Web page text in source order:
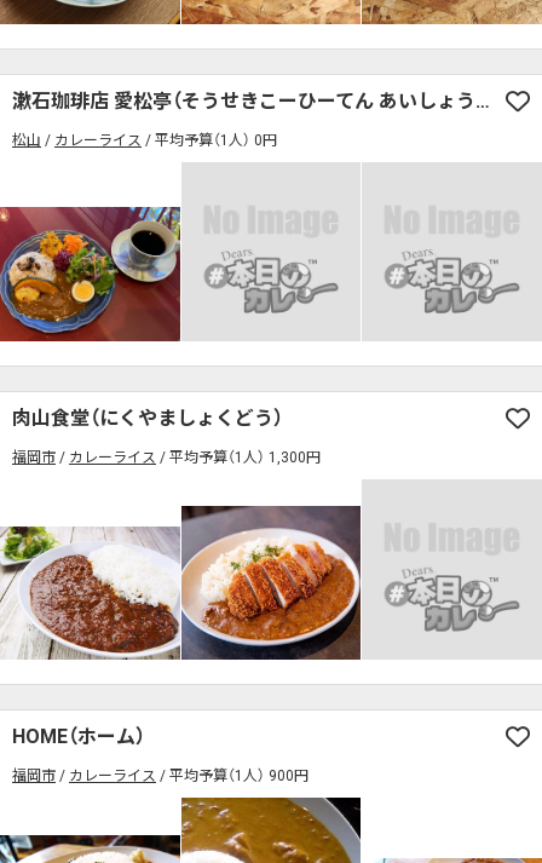
カウンター席あり テーブル席あり テラス席あり
カレー専門店 辛さが選べるお店
#本日のカレー見た！で特典あり
検索する
年中無休 5名以上の団体歓迎 テイクアウトOK
デリバリー対応 禁煙席のみ 喫煙席あり
カウンター席あり テーブル席あり テラス席あり
テラス席ペット可 子連れ・赤ちゃんOK
キッズメニューあり
カード決済可 電子マネー決済可
#本日のカレー見た！で特典あり
漱石珈琲店 愛松亭（そうせきこーひーてん あいしょうてい）
松山 カレーライス 平均予算（1人） 0円
肉山食堂（にくやましょくどう）
福岡市 カレーライス 平均予算（1人） 1,300円
HOME（ホーム）
福岡市 カレーライス 平均予算（1人） 900円